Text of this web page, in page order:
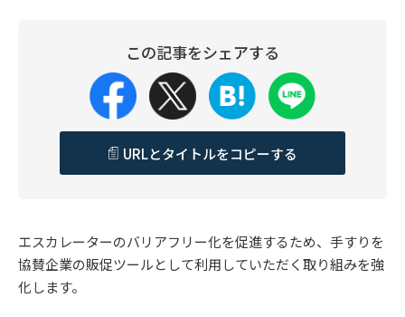
この記事をシェアする
URLとタイトルをコピーする
エスカレーターのバリアフリー化を促進するため、⼿すりを
協賛企業の販促ツールとして利⽤していただく取り組みを強
化します。